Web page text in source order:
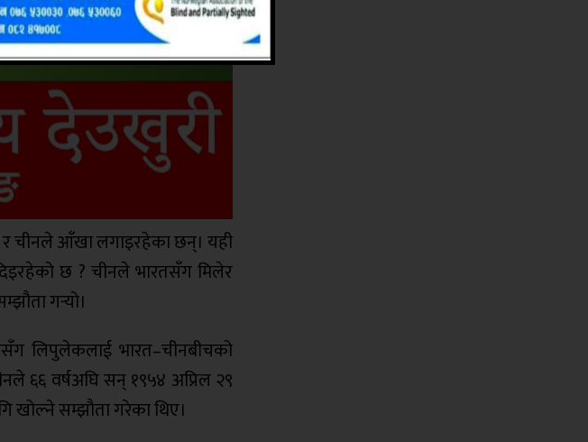
र चीनले आँखा लगाइरहेका छन्। यही
छ ? चीनले भारतसँग मिलेर
गर्‍यो।
लिपुलेकलाई भारत–चीनबीचको
६६ वर्षअघि सन् १९५४ अप्रिल २९
खोल्ने सम्झौता गरेका थिए।